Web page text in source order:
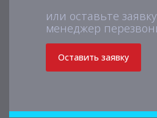
или оставьте
менеджер
Оставить заявку